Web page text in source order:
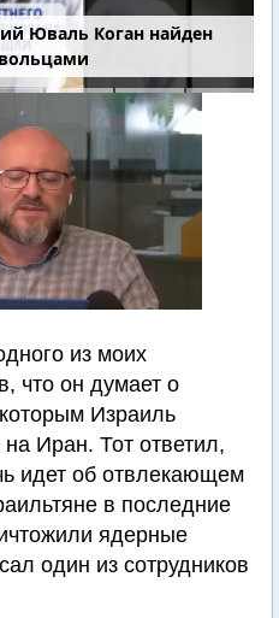
Юваль Коган найден
из моих
что он думает о
Израиль
Иран. Тот ответил,
идет об отвлекающем
в последние
ядерные
один из сотрудников